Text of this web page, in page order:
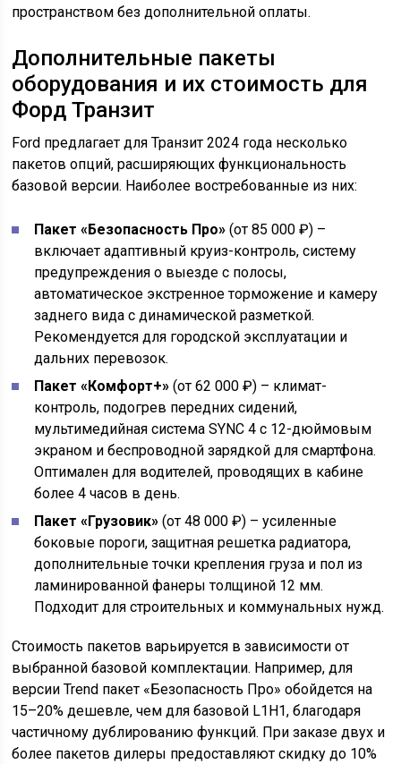
пространством без дополнительной оплаты.
Дополнительные пакеты
оборудования и их стоимость для
Форд Транзит
Ford предлагает для Транзит 2024 года несколько
пакетов опций, расширяющих функциональность
базовой версии. Наиболее востребованные из них:
Пакет «Безопасность Про» (от 85 000 ₽) –
включает адаптивный круиз-контроль, систему
предупреждения о выезде с полосы,
автоматическое экстренное торможение и камеру
заднего вида с динамической разметкой.
Рекомендуется для городской эксплуатации и
дальних перевозок.
Пакет «Комфорт+» (от 62 000 ₽) – климат-
контроль, подогрев передних сидений,
мультимедийная система SYNC 4 с 12-дюймовым
экраном и беспроводной зарядкой для смартфона.
Оптимален для водителей, проводящих в кабине
более 4 часов в день.
Пакет «Грузовик» (от 48 000 ₽) – усиленные
боковые пороги, защитная решетка радиатора,
дополнительные точки крепления груза и пол из
ламинированной фанеры толщиной 12 мм.
Подходит для строительных и коммунальных нужд.
Стоимость пакетов варьируется в зависимости от
выбранной базовой комплектации. Например, для
версии Trend пакет «Безопасность Про» обойдется на
15–20% дешевле, чем для базовой L1H1, благодаря
частичному дублированию функций. При заказе двух и
более пакетов дилеры предоставляют скидку до 10%